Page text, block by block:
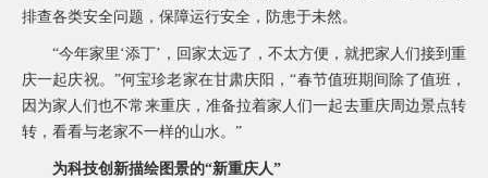
排查各类安全问题，保障运行安全，防患于未然。
“今年家里‘添丁’，回家太远了，不太方便，就把家人们接到重
庆一起庆祝。”何宝珍老家在甘肃庆阳，“春节值班期间除了值班，
因为家人们也不常来重庆，准备拉着家人们一起去重庆周边景点转
转，看看与老家不一样的山水。”
为科技创新描绘图景的“新重庆人”